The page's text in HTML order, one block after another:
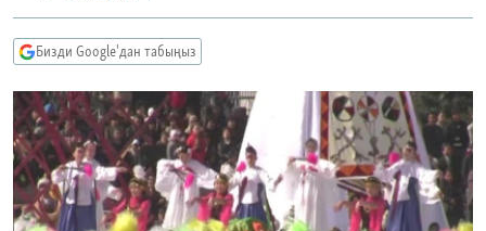
БҮГҮН АЗАТТЫКТА
ЭКСПЕРТТЕР ТАЛДАЙТ
БИЗ ЖАНА ДҮЙНӨ
ДАНИСТЕ
ЭЖЕ-СИҢДИЛЕР
ПОДКАСТ
ӨЗГӨЧӨ ПИКИР
Русский
ОНЛАЙН ШЕРИНЕ
Бизди Google'дан табыңыз